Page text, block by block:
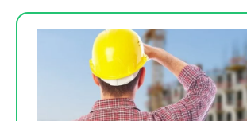
Перейти